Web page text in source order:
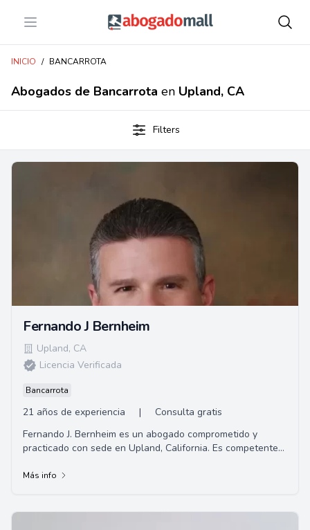
Open menu Abogadomall
INICIO / BANCARROTA
Abogados de Bancarrota en Upland, CA
Filters
Fernando J Bernheim
Upland, CA
Licencia Verificada
Bancarrota
21 años de experiencia |
Consulta gratis
Fernando J. Bernheim es un abogado comprometido y
practicado con sede en Upland, California. Es competente
Más info